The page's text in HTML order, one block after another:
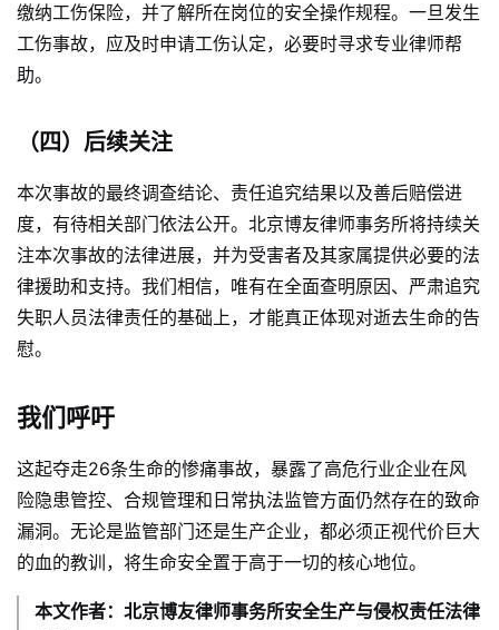
缴纳工伤保险，并了解所在岗位的安全操作规程。一旦发生
工伤事故，应及时申请工伤认定，必要时寻求专业律师帮
助。
（四）后续关注
本次事故的最终调查结论、责任追究结果以及善后赔偿进
度，有待相关部门依法公开。北京博友律师事务所将持续关
注本次事故的法律进展，并为受害者及其家属提供必要的法
律援助和支持。我们相信，唯有在全面查明原因、严肃追究
失职人员法律责任的基础上，才能真正体现对逝去生命的告
慰。
我们呼吁
这起夺走26条生命的惨痛事故，暴露了高危行业企业在风
险隐患管控、合规管理和日常执法监管方面仍然存在的致命
漏洞。无论是监管部门还是生产企业，都必须正视代价巨大
的血的教训，将生命安全置于高于一切的核心地位。
本文作者：北京博友律师事务所安全生产与侵权责任法律